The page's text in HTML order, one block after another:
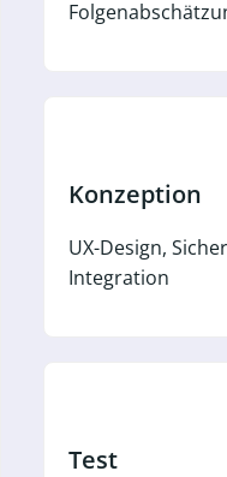
Konzeption
UX-Design,
Integration
Test